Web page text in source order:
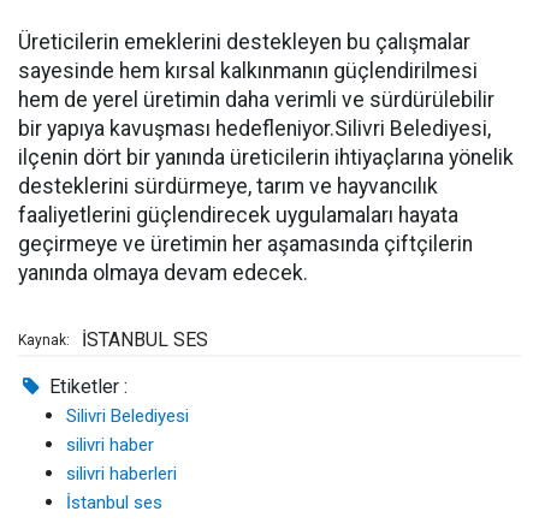
Üreticilerin emeklerini destekleyen bu çalışmalar
sayesinde hem kırsal kalkınmanın güçlendirilmesi
hem de yerel üretimin daha verimli ve sürdürülebilir
bir yapıya kavuşması hedefleniyor.Silivri Belediyesi,
ilçenin dört bir yanında üreticilerin ihtiyaçlarına yönelik
desteklerini sürdürmeye, tarım ve hayvancılık
faaliyetlerini güçlendirecek uygulamaları hayata
geçirmeye ve üretimin her aşamasında çiftçilerin
yanında olmaya devam edecek.
Kaynak: İSTANBUL SES
Etiketler :
Silivri Belediyesi
silivri haber
silivri haberleri
İstanbul ses